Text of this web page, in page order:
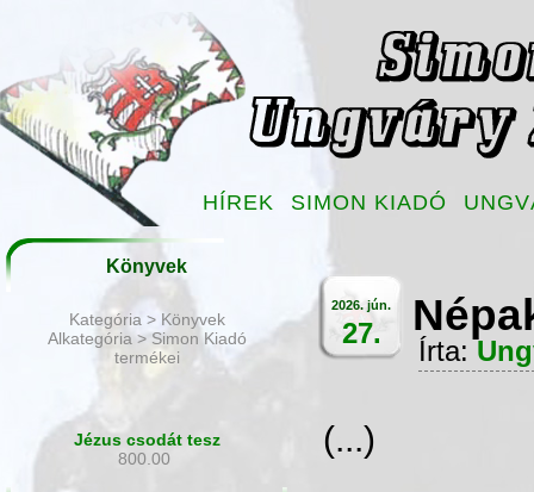
HÍREK SIMON KIADÓ
Könyvek
Kategória > Könyvek
Alkategória > Simon Kiadó
termékei
Jézus csodát tesz
800.00
2026. jún.
27.
Írta:
(...)